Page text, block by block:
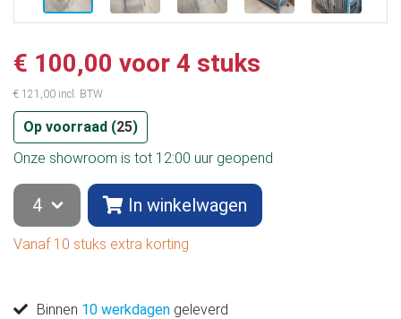
€ 100,00 voor 4 stuks
€ 121,00 incl. BTW
Op voorraad (25)
Onze showroom is tot 12:00 uur geopend
In winkelwagen
Vanaf 10 stuks extra korting
Binnen 10 werkdagen geleverd